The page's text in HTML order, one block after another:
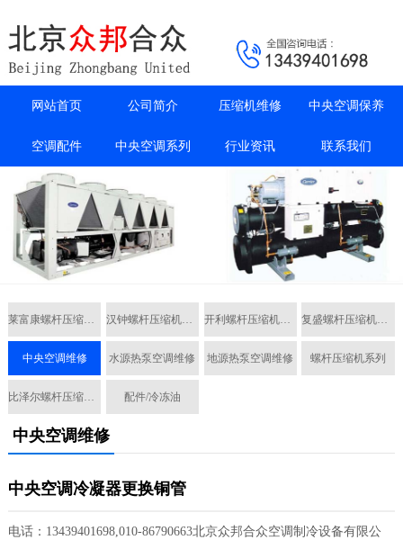
网站首页 公司简介 压缩机维修 中央空调保养
空调配件 中央空调系列 行业资讯 联系我们
莱富康螺杆压缩机维修 汉钟螺杆压缩机维修 开利螺杆压缩机维修 复盛螺杆压缩机维修
中央空调维修 水源热泵空调维修 地源热泵空调维修 螺杆压缩机系列
比泽尔螺杆压缩机维修 配件/冷冻油
中央空调维修
中央空调冷凝器更换铜管
电话：13439401698,010-86790663北京众邦合众空调制冷设备有限公